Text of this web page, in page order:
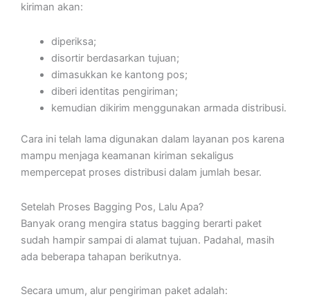
kiriman akan:
diperiksa;
disortir berdasarkan tujuan;
dimasukkan ke kantong pos;
diberi identitas pengiriman;
kemudian dikirim menggunakan armada distribusi.
Cara ini telah lama digunakan dalam layanan pos karena
mampu menjaga keamanan kiriman sekaligus
mempercepat proses distribusi dalam jumlah besar.
Setelah Proses Bagging Pos, Lalu Apa?
Banyak orang mengira status bagging berarti paket
sudah hampir sampai di alamat tujuan. Padahal, masih
ada beberapa tahapan berikutnya.
Secara umum, alur pengiriman paket adalah: